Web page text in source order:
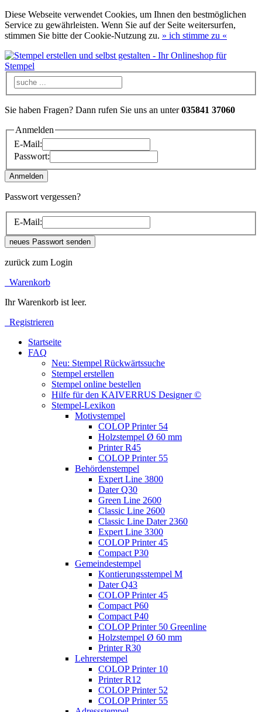
Diese Webseite verwendet Cookies, um Ihnen den bestmöglichen
Service zu gewährleisten. Wenn Sie auf der Seite weitersurfen,
stimmen Sie bitte der Cookie-Nutzung zu. » ich stimme zu «
Sie haben Fragen? Dann rufen Sie uns an unter035841 37060
Anmelden
E-Mail:
Passwort:
Passwort vergessen?
E-Mail:
zurück zum Login
Warenkorb
Ihr Warenkorb ist leer.
Registrieren
Startseite
FAQ
Neu: Stempel Rückwärtssuche
Stempel erstellen
Stempel online bestellen
Hilfe für den KAIVERRUS Designer ©
Stempel-Lexikon
Motivstempel
COLOP Printer 54
Holzstempel Ø 60 mm
Printer R45
COLOP Printer 55
Behördenstempel
Expert Line 3800
Dater Q30
Green Line 2600
Classic Line 2600
Classic Line Dater 2360
Expert Line 3300
COLOP Printer 45
Compact P30
Gemeindestempel
Kontierungsstempel M
Dater Q43
COLOP Printer 45
Compact P60
Compact P40
COLOP Printer 50 Greenline
Holzstempel Ø 60 mm
Printer R30
Lehrerstempel
COLOP Printer 10
Printer R12
COLOP Printer 52
COLOP Printer 55